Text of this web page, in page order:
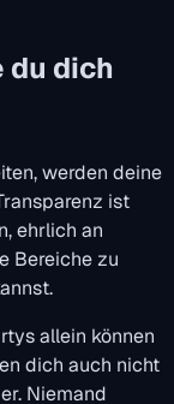
du dich
werden deine
ist
ehrlich an
Bereiche zu
allein können
dich auch nicht
Niemand